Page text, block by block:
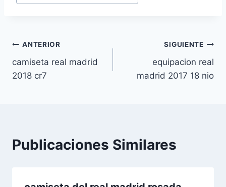
Navegación
de
ANTERIOR
camiseta real madrid
2018 cr7
SIGUIENTE
equipacion real
madrid 2017 18 nio
Publicaciones Similares